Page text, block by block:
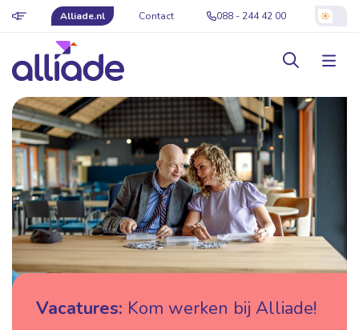
Alliade.nl Contact 088 - 244 42 00
Vacatures: Kom werken bij Alliade!